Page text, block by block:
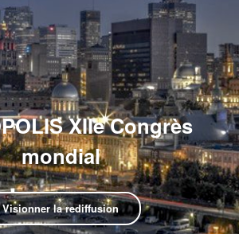
XIIe Congrès
mondial
Visionner la rediffusion